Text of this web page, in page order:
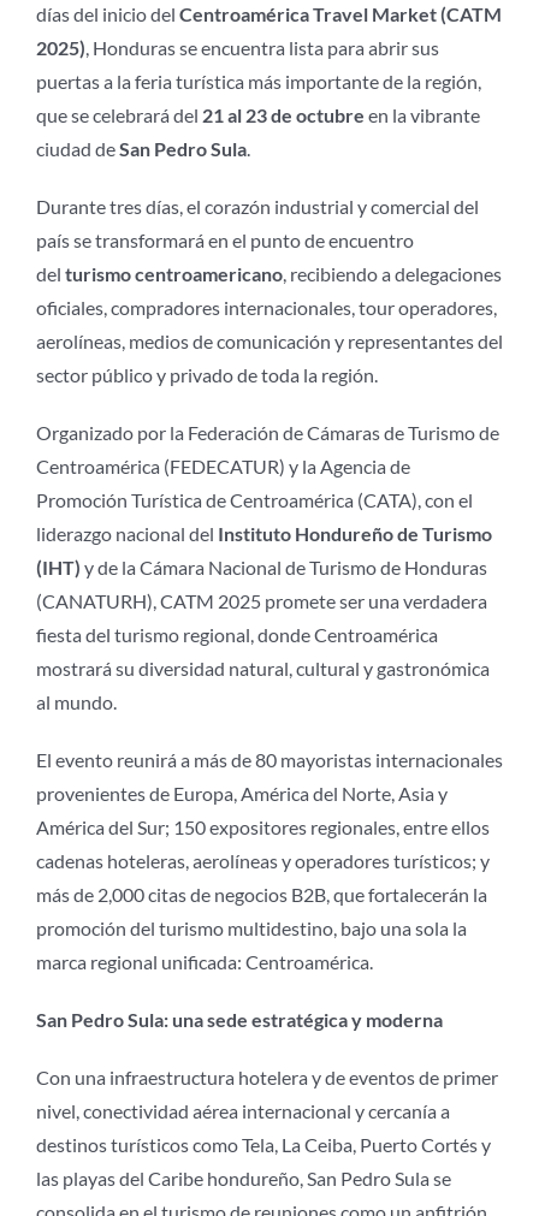
días del inicio del Centroamérica Travel Market (CATM
2025), Honduras se encuentra lista para abrir sus
puertas a la feria turística más importante de la región,
que se celebrará del 21 al 23 de octubre en la vibrante
ciudad deSan Pedro Sula.
Durante tres días, el corazón industrial y comercial del
país se transformará en el punto de encuentro
del turismo centroamericano, recibiendo a delegaciones
oficiales, compradores internacionales, tour operadores,
aerolíneas, medios de comunicación y representantes del
sector público y privado de toda la región.
Organizado por la Federación de Cámaras de Turismo de
Centroamérica (FEDECATUR) y la Agencia de
Promoción Turística de Centroamérica (CATA), con el
liderazgo nacional del Instituto Hondureño de Turismo
(IHT) y de la Cámara Nacional de Turismo de Honduras
(CANATURH), CATM 2025 promete ser una verdadera
fiesta del turismo regional, donde Centroamérica
mostrará su diversidad natural, cultural y gastronómica
al mundo.
El evento reunirá a más de 80 mayoristas internacionales
provenientes de Europa, América del Norte, Asia y
América del Sur; 150 expositores regionales, entre ellos
cadenas hoteleras, aerolíneas y operadores turísticos; y
más de 2,000 citas de negocios B2B, que fortalecerán la
promoción del turismo multidestino, bajo una sola la
marca regional unificada: Centroamérica.
San Pedro Sula: una sede estratégica y moderna
Con una infraestructura hotelera y de eventos de primer
nivel, conectividad aérea internacional y cercanía a
destinos turísticos como Tela, La Ceiba, Puerto Cortés y
las playas del Caribe hondureño, San Pedro Sula se